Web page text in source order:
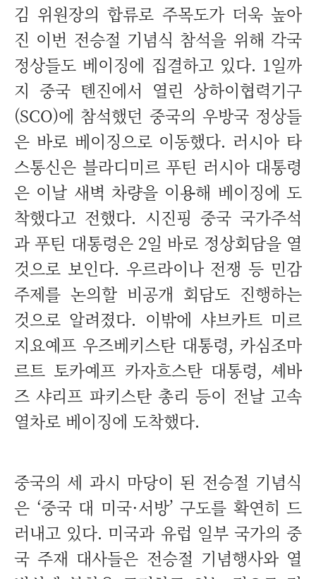
김 위원장의 합류로 주목도가 더욱 높아
진 이번 전승절 기념식 참석을 위해 각국
정상들도 베이징에 집결하고 있다. 1일까
지 중국 톈진에서 열린 상하이협력기구
(SCO)에 참석했던 중국의 우방국 정상들
은 바로 베이징으로 이동했다. 러시아 타
스통신은 블라디미르 푸틴 러시아 대통령
은 이날 새벽 차량을 이용해 베이징에 도
착했다고 전했다. 시진핑 중국 국가주석
과 푸틴 대통령은 2일 바로 정상회담을 열
것으로 보인다. 우르라이나 전쟁 등 민감
주제를 논의할 비공개 회담도 진행하는
것으로 알려졌다. 이밖에 샤브카트 미르
지요예프 우즈베키스탄 대통령, 카심조마
르트 토카예프 카자흐스탄 대통령, 셰바
즈 샤리프 파키스탄 총리 등이 전날 고속
열차로 베이징에 도착했다.
중국의 세 과시 마당이 된 전승절 기념식
은 ‘중국 대 미국·서방’ 구도를 확연히 드
러내고 있다. 미국과 유럽 일부 국가의 중
국 주재 대사들은 전승절 기념행사와 열